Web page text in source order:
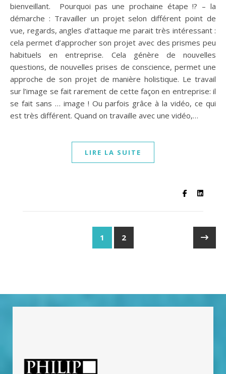
bienveillant. Pourquoi pas une prochaine étape !? – la
démarche : Travailler un projet selon différent point de
vue, regards, angles d’attaque me parait très intéressant :
cela permet d’approcher son projet avec des prismes peu
habituels en entreprise. Cela génère de nouvelles
questions, de nouvelles prises de conscience, permet une
approche de son projet de manière holistique. Le travail
sur l’image se fait rarement de cette façon en entreprise: il
se fait sans … image ! Ou parfois grâce à la vidéo, ce qui
est très différent. Quand on travaille avec une vidéo,…
LIRE LA SUITE
1 2